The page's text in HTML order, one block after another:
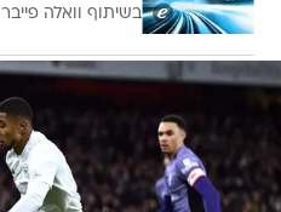
בשיתוף וואלה פייבר